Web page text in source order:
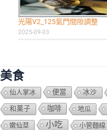
光陽V2_125氣門間隙調整
2025-09-03
美食
仙人掌冰 便當 冰沙
和菓子 咖啡 地瓜
嫰仙草 小吃 小管麵線